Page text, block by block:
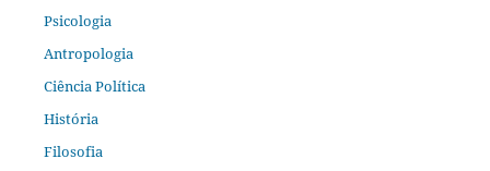
Psicologia
Antropologia
Ciência Política
História
Filosofia